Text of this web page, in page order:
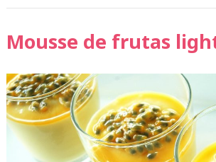
Mousse de frutas